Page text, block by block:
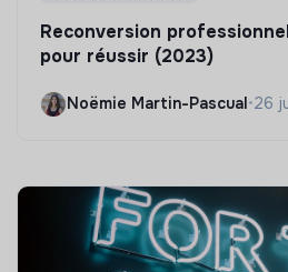
Reconversion
pour réussir (2023)
Noëmie Martin-Pascual•26